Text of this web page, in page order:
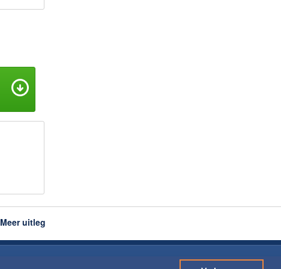
Meer uitleg
Three Dots B.V.